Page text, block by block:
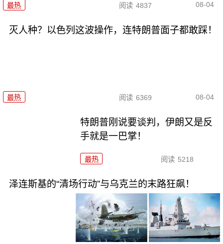
最热 阅读 4837 08-04
灭人种？以色列这波操作，连特朗普面子都敢踩！
最热 阅读 6369 08-04
特朗普刚说要谈判，伊朗又是反
手就是一巴掌！
最热 阅读 5218
泽连斯基的“清场行动”与乌克兰的末路狂飙！